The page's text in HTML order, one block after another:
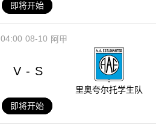
即将开始
08-10
04:00 阿甲
V - S
里奥夸尔托学生队
即将开始